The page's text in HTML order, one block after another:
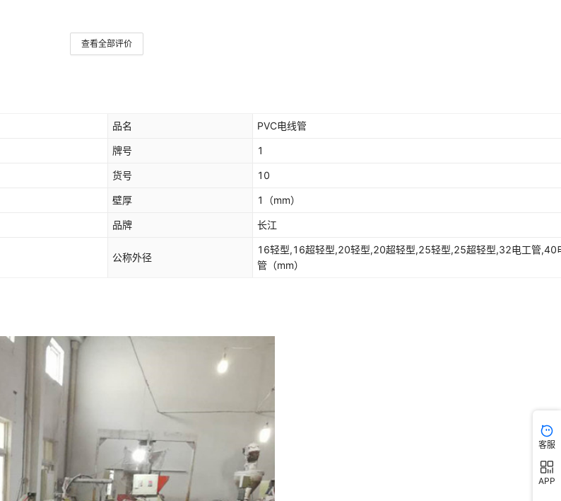
查看全部评价
品名 PVC电线管
牌号 1
货号 10
壁厚 1 （mm）
品牌 长江
公称外径
16轻型,16超轻型,20轻型,20超轻型,25轻型,25超轻型,32电工管,40
管 （mm）
客服
APP